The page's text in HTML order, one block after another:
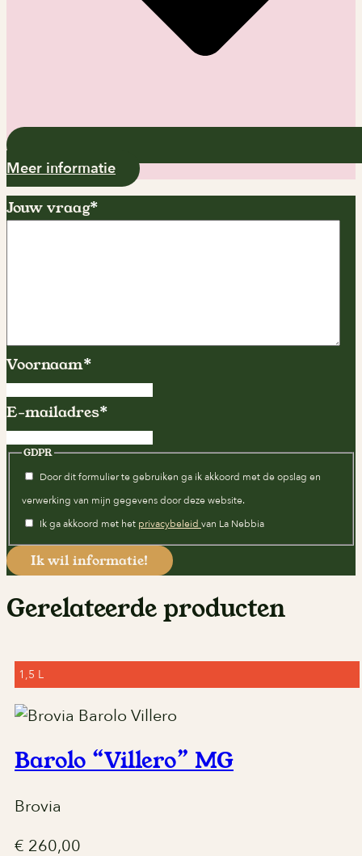
Meer informatie
Jouw vraag*
Voornaam*
E-mailadres*
GDPR
Door dit formulier te gebruiken ga ik akkoord met de opslag en
verwerking van mijn gegevens door deze website.
Ik ga akkoord met het privacybeleid van La Nebbia
Gerelateerde producten
1,5 L
Barolo “Villero” MG
Brovia
€ 260,00